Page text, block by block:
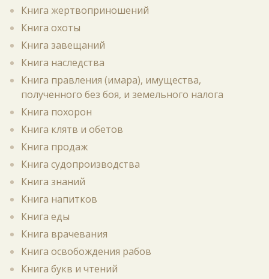
Книга жертвоприношений
Книга охоты
Книга завещаний
Книга наследства
Книга правления (имара), имущества,
полученного без боя, и земельного налога
Книга похорон
Книга клятв и обетов
Книга продаж
Книга судопроизводства
Книга знаний
Книга напитков
Книга еды
Книга врачевания
Книга освобождения рабов
Книга букв и чтений